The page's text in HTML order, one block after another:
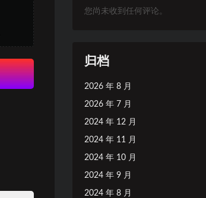
您尚未收到任何评论。
归档
2026 年 8 月
2026 年 7 月
2024 年 12 月
2024 年 11 月
2024 年 10 月
2024 年 9 月
2024 年 8 月